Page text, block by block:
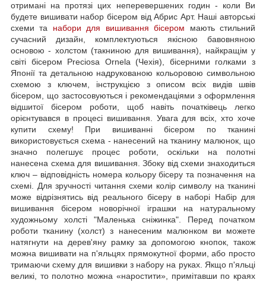
отримані на протязі цих неперевершених годин - коли Ви
будете вишивати набор бісером від Абрис Арт. Наші авторські
схеми та набори для вишивання бісером мають стильний
сучасний дизайн, комплектуються якісною бавовняною
основою - холстом (такниною для вишивання), найкращім у
світі бісером Preciosa Ornela (Чехія), бісерними голками з
Японії та детальною надрукованою кольоровою символьною
схемою з ключем, інструкцією з описом всіх видів швів
бісером, що застосовуються і рекомендаціями з оформлення
відшитої бісером роботи, щоб навіть початківець легко
орієнтувався в процесі вишивання. Увага для всіх, хто хоче
купити схему! При вишиванні бісером по тканині
використовується схема - нанесений на тканину малюнок, що
значно полегшує процес роботи, оскільки на полотні
нанесена схема для вишивання. Збоку від схеми знаходиться
ключ – відповідність номера кольору бісеру та позначення на
схемі. Для зручності читання схеми колір символу на тканині
може відрізнятись від реального бісеру в наборі Набір для
вишивання бісером новорічної іграшки на натуральному
художньому холсті "Маленька сніжинка". Перед початком
роботи тканину (холст) з нанесеним малюнком ви можете
натягнути на дерев'яну рамку за допомогою кнопок, також
можна вишивати на п'яльцях прямокутної форми, або просто
тримаючи схему для вишивки з набору на руках. Якщо п'яльці
великі, то полотно можна «наростити», примітавши по краях